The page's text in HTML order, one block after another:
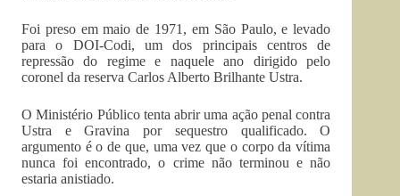
Foi preso em maio de 1971, em São Paulo, e levado
para o DOI-Codi, um dos principais centros de
repressão do regime e naquele ano dirigido pelo
coronel da reserva Carlos Alberto Brilhante Ustra.
O Ministério Público tenta abrir uma ação penal contra
Ustra e Gravina por sequestro qualificado. O
argumento é o de que, uma vez que o corpo da vítima
nunca foi encontrado, o crime não terminou e não
estaria anistiado.